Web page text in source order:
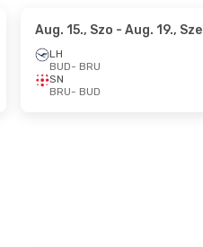
Aug. 15., Szo - Aug. 19., Sze
LH
BUD- BRU
SN
BRU- BUD